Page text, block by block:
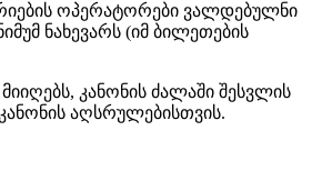
ოპერატორები ვალდებულნი
ნახევარს (იმ ბილეთების
კანონის ძალაში შესვლის
აღსრულებისთვის.